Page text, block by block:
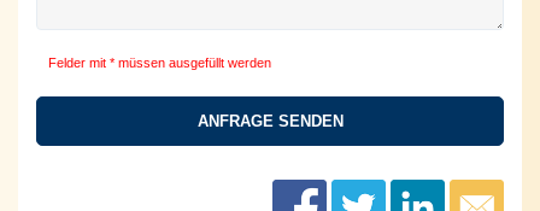
Felder mit * müssen ausgefüllt werden